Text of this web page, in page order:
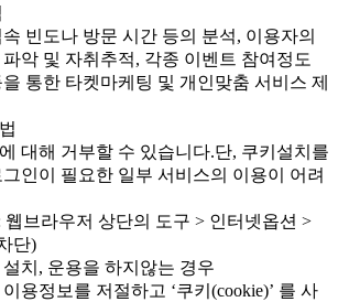
빈도나 방문 시간 등의 분석, 이용자의
악 및 자취추적, 각종 이벤트 참여정도
통한 타켓마케팅 및 개인맞춤 서비스 제
대해 거부할 수 있습니다.단, 쿠키설치를
인이 필요한 일부 서비스의 이용이 어려
브라우저 상단의 도구 > 인터넷옵션 >
단)
치, 운용을 하지않는 경우
용정보를 저절하고 ‘쿠키(cookie)’ 를 사